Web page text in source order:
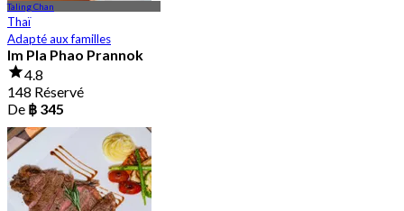
Taling Chan
Thaï
Adapté aux familles
Im Pla Phao Prannok
4.8
148 Réservé
De ฿ 345